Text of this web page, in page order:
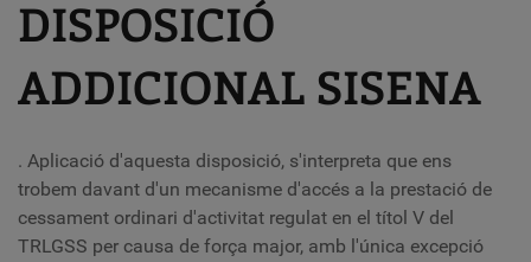
DISPOSICIÓ
ADDICIONAL SISENA
. Aplicació d'aquesta disposició, s'interpreta que ens
trobem davant d'un mecanisme d'accés a la prestació de
cessament ordinari d'activitat regulat en el títol V del
TRLGSS per causa de força major, amb l'única excepció